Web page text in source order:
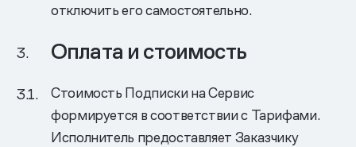
отключить его самостоятельно.
Оплата и стоимость
Стоимость Подписки на Сервис
формируется в соответствии с Тарифами.
Исполнитель предоставляет Заказчику